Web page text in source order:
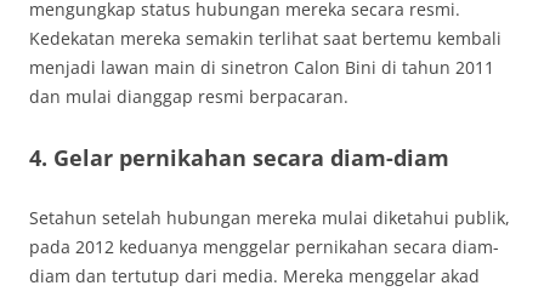
mengungkap status hubungan mereka secara resmi.
Kedekatan mereka semakin terlihat saat bertemu kembali
menjadi lawan main di sinetron Calon Bini di tahun 2011
dan mulai dianggap resmi berpacaran.
4. Gelar pernikahan secara diam-diam
Setahun setelah hubungan mereka mulai diketahui publik,
pada 2012 keduanya menggelar pernikahan secara diam-
diam dan tertutup dari media. Mereka menggelar akad